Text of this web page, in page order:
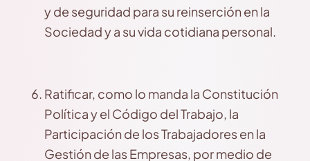
y de seguridad para su reinserción en la
Sociedad y a su vida cotidiana personal.
Ratificar, como lo manda la Constitución
Política y el Código del Trabajo, la
Participación de los Trabajadores en la
Gestión de las Empresas, por medio de